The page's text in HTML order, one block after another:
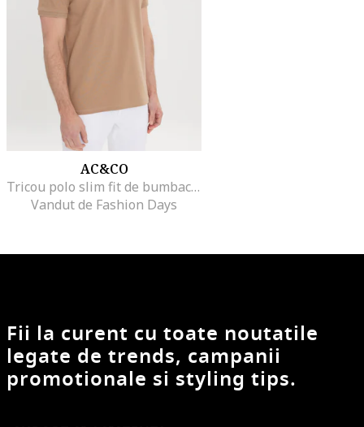
AC&CO
Tricou polo slim fit de bumbac, Bej
Vandut de Fashion Days
Fii la curent cu toate noutatile
legate de trends, campanii
promotionale si styling tips.